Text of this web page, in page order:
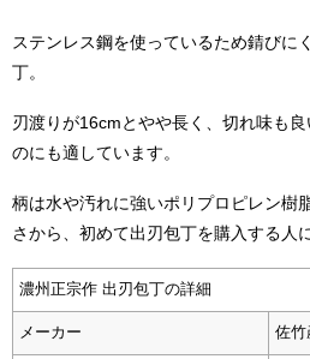
ステンレス鋼を使っているため錆びに
丁。
刃渡りが16cmとやや長く、切れ味も
のにも適しています。
柄は水や汚れに強いポリプロピレン樹
さから、初めて出刃包丁を購入する人
濃州正宗作 出刃包丁の詳細
メーカー 佐竹